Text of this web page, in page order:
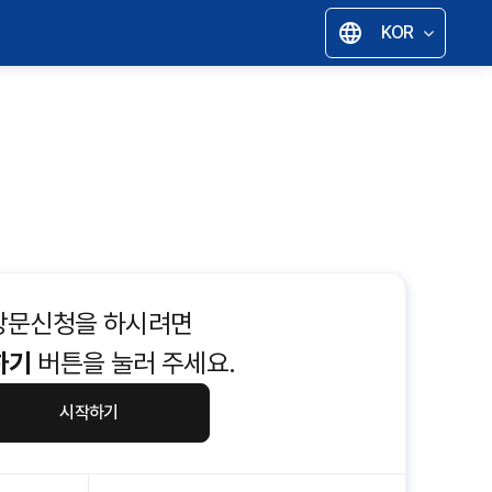
언어 선택 한국어
language KOR
문신청을 하시려면
버튼을 눌러 주세요.
시작하기